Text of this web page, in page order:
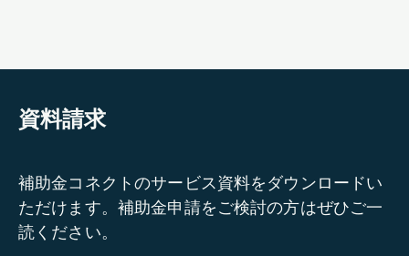
資料請求
補助金コネクトのサービス資料をダウンロードい
ただけます。補助金申請をご検討の方はぜひご一
読ください。